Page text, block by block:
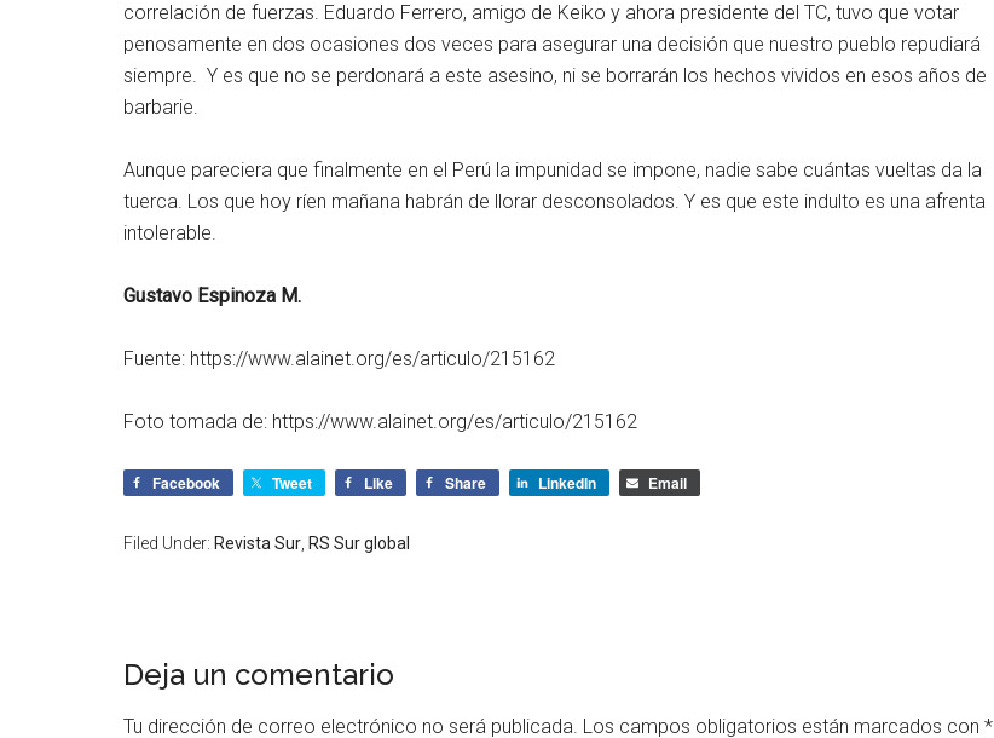
correlación de fuerzas. Eduardo Ferrero, amigo de Keiko y ahora presidente del TC, tuvo que votar
penosamente en dos ocasiones dos veces para asegurar una decisión que nuestro pueblo repudiará
siempre. Y es que no se perdonará a este asesino, ni se borrarán los hechos vividos en esos años de
barbarie.
Aunque pareciera que finalmente en el Perú la impunidad se impone, nadie sabe cuántas vueltas da la
tuerca. Los que hoy ríen mañana habrán de llorar desconsolados. Y es que este indulto es una afrenta
intolerable.
Gustavo Espinoza M.
Fuente: https://www.alainet.org/es/articulo/215162
Foto tomada de: https://www.alainet.org/es/articulo/215162
Facebook Tweet Like Share LinkedIn Email
Filed Under: Revista Sur RS Sur global
Deja un comentario
Tu dirección de correo electrónico no será publicada. Los campos obligatorios están marcados con *